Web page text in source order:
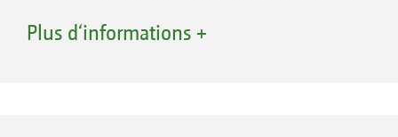
aux modifications sur les rangs de culture en
Plus d‘informations +